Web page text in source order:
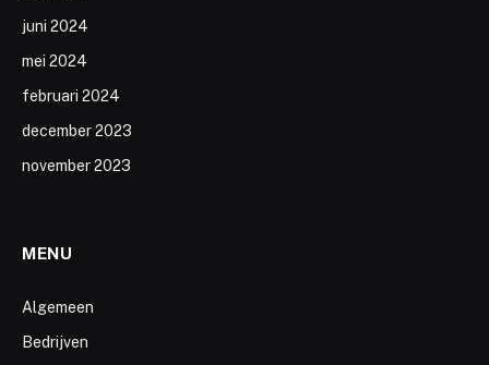
juni 2024
mei 2024
februari 2024
december 2023
november 2023
MENU
Algemeen
Bedrijven